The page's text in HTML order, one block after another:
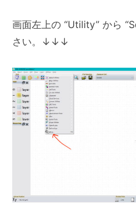
画面左上の “Utility” から
さい。
↓ ↓ ↓